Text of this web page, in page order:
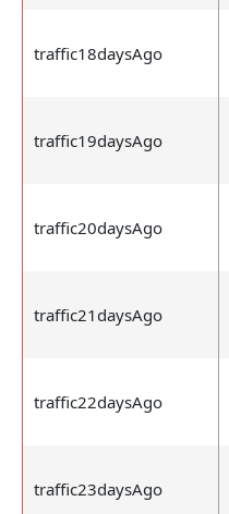
traffic18daysAgo
traffic19daysAgo
traffic20daysAgo
traffic21daysAgo
traffic22daysAgo
traffic23daysAgo